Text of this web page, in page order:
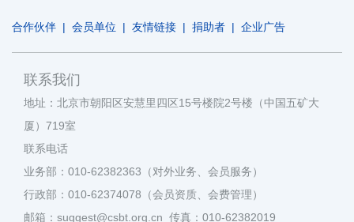
合作伙伴 | 会员单位 | 友情链接 | 捐助者 | 企业广告
联系我们
地址：北京市朝阳区安慧里四区15号楼院2号楼（中国五矿大
厦）719室
联系电话
业务部：010-62382363（对外业务、会员服务）
行政部：010-62374078（会员资质、会费管理）
邮箱：suggest@csbt.org.cn 传真：010-62382019